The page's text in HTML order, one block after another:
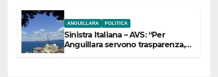
ANGUILLARA POLITICA
Sinistra Italiana – AVS: “Per
Anguillara servono trasparenza,